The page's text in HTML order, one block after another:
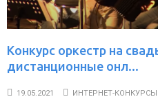
Конкурс оркестр на
дистанционные онл...
19.05.2021 ИНТЕРНЕТ-